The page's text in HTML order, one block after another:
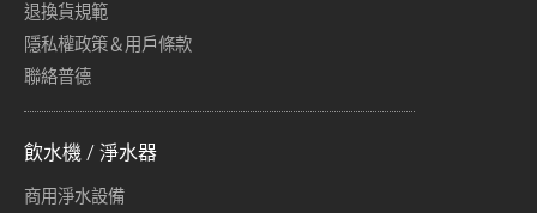
退換貨規範
隱私權政策＆用戶條款
聯絡普德
飲水機 / 淨水器
商用淨水設備